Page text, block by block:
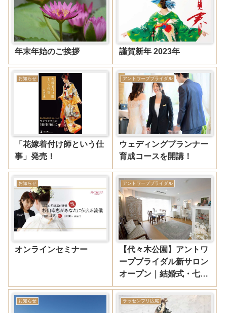
年末年始のご挨拶 謹賀新年 2023年
お知らせ
「花嫁着付け師という仕
事」発売！
アントワープブライダル
ウェディングプランナー
育成コースを開講！
お知らせ
オンラインセミナー
アントワープブライダル
【代々木公園】アントワ
ープブライダル新サロン
オープン｜結婚式・七五
三・成人式・着付けスク
ール
お知らせ ラッセンブリ広尾